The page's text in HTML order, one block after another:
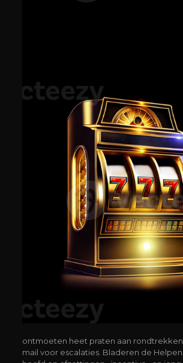
ontmoeten heet praten aan
mail voor escalaties. Bladeren de